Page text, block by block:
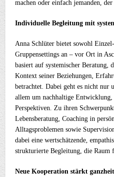
machen oder einfach jemanden, der
Individuelle Begleitung mit
Anna Schlüter bietet sowohl
Gruppensettings an – vor Ort in
basiert auf systemischer Beratung,
Kontext seiner Beziehungen,
betrachtet. Dabei geht es nicht nur
allem um nachhaltige
Perspektiven. Zu ihren
Lebensberatung, Coaching in
Alltagsproblemen sowie
dabei eine wertschätzende,
strukturierte Begleitung, die Raum
Neue Kooperation stärkt